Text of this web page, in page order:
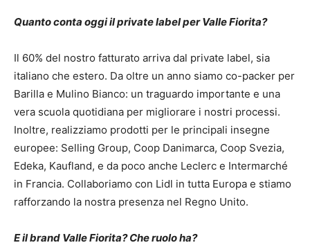
Quanto conta oggi il private label per Valle Fiorita?
Il 60% del nostro fatturato arriva dal private label, sia
italiano che estero. Da oltre un anno siamo co-packer per
Barilla e Mulino Bianco: un traguardo importante e una
vera scuola quotidiana per migliorare i nostri processi.
Inoltre, realizziamo prodotti per le principali insegne
europee: Selling Group, Coop Danimarca, Coop Svezia,
Edeka, Kaufland, e da poco anche Leclerc e Intermarché
in Francia. Collaboriamo con Lidl in tutta Europa e stiamo
rafforzando la nostra presenza nel Regno Unito.
E il brand Valle Fiorita? Che ruolo ha?